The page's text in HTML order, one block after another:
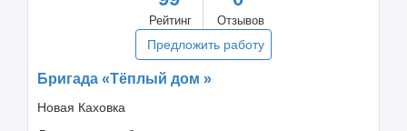
Рейтинг Отзывов
Предложить работу
Бригада «Тёплый дом »
Новая Каховка